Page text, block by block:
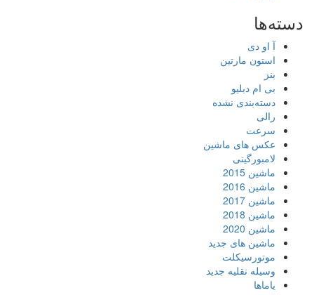
دسته‌ها
آ او دی
استون مارتین
بنز
بی ام دبلیو
دسته‌بندی نشده
رالی
سرعت
عکس های ماشین
لامبورگینی
ماشین 2015
ماشین 2016
ماشین 2017
ماشین 2018
ماشین 2020
ماشین های جدید
موتورسیکلت
وسیله نقلیه جدید
یاماها